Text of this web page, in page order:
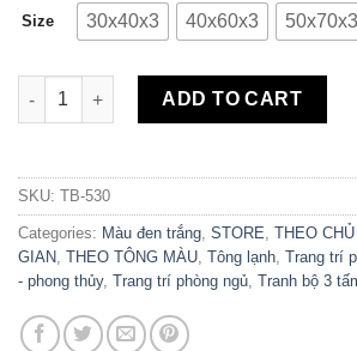
Size 30x40x3 40x60x3 50x70x3
Bộ 3 Tranh Canvas Hoa Lau TB-530
ADD TO CART
SKU: TB-530
Categories: Màu đen trắng, STORE, THEO
GIAN, THEO TÔNG MÀU, Tông lạnh, Trang trí
- phong thủy, Trang trí phòng ngủ, Tranh bộ 3